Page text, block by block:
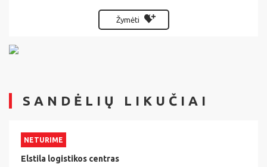
Žymėti
SANDĖLIŲ LIKUČIAI
NETURIME
Elstila logistikos centras